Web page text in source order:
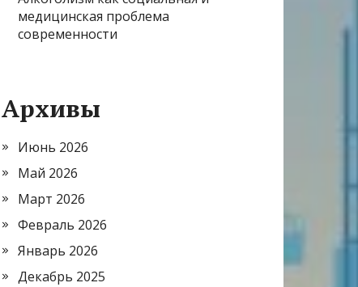
медицинская проблема
современности
Архивы
Июнь 2026
Май 2026
Март 2026
Февраль 2026
Январь 2026
Декабрь 2025